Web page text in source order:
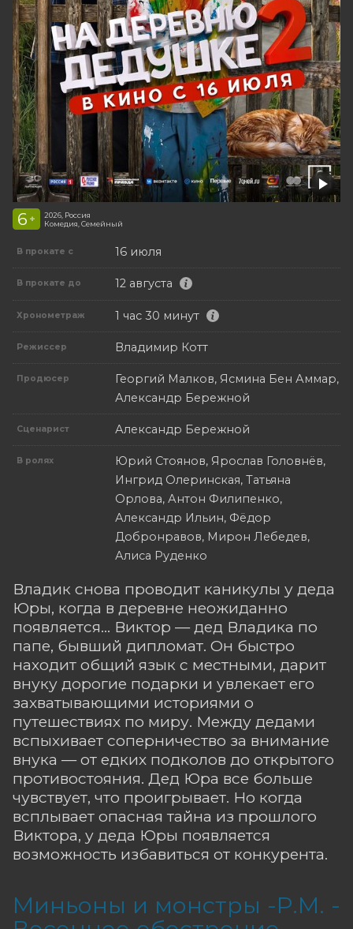
6 +
2026, Россия
Комедия, Семейный
В прокате с 16 июля
В прокате до 12 августа
Хронометраж 1 час 30 минут
Режиссер Владимир Котт
Продюсер
Георгий Малков, Ясмина Бен Аммар,
Александр Бережной
Сценарист Александр Бережной
В ролях
Юрий Стоянов, Ярослав Головнёв,
Ингрид Олеринская, Татьяна
Орлова, Антон Филипенко,
Александр Ильин, Фёдор
Добронравов, Мирон Лебедев,
Алиса Руденко
Владик снова проводит каникулы у деда
Юры, когда в деревне неожиданно
появляется… Виктор — дед Владика по
папе, бывший дипломат. Он быстро
находит общий язык с местными, дарит
внуку дорогие подарки и увлекает его
захватывающими историями о
путешествиях по миру. Между дедами
вспыхивает соперничество за внимание
внука — от едких подколов до открытого
противостояния. Дед Юра все больше
чувствует, что проигрывает. Но когда
всплывает опасная тайна из прошлого
Виктора, у деда Юры появляется
возможность избавиться от конкурента.
Миньоны и монстры -Р.М. -